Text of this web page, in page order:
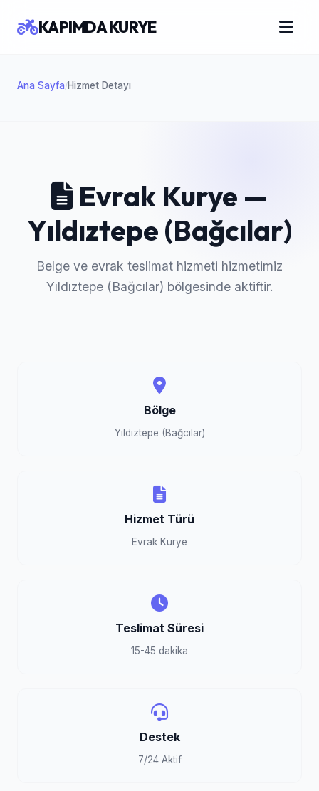
Ana Sayfa/Hizmet Detayı
KAPIMDA KURYE
Evrak Kurye —
Yıldıztepe (Bağcılar)
Belge ve evrak teslimat hizmeti hizmetimiz
Yıldıztepe (Bağcılar) bölgesinde aktiftir.
Bölge
Yıldıztepe (Bağcılar)
Hizmet Türü
Evrak Kurye
Teslimat Süresi
15-45 dakika
Destek
7/24 Aktif